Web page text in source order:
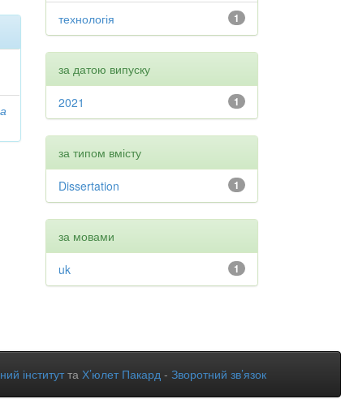
1
технологія
за датою випуску
1
2021
за типом вмісту
1
Dissertation
за мовами
1
uk
інститутта Х’юлет Пакард - Зворотний зв’язок